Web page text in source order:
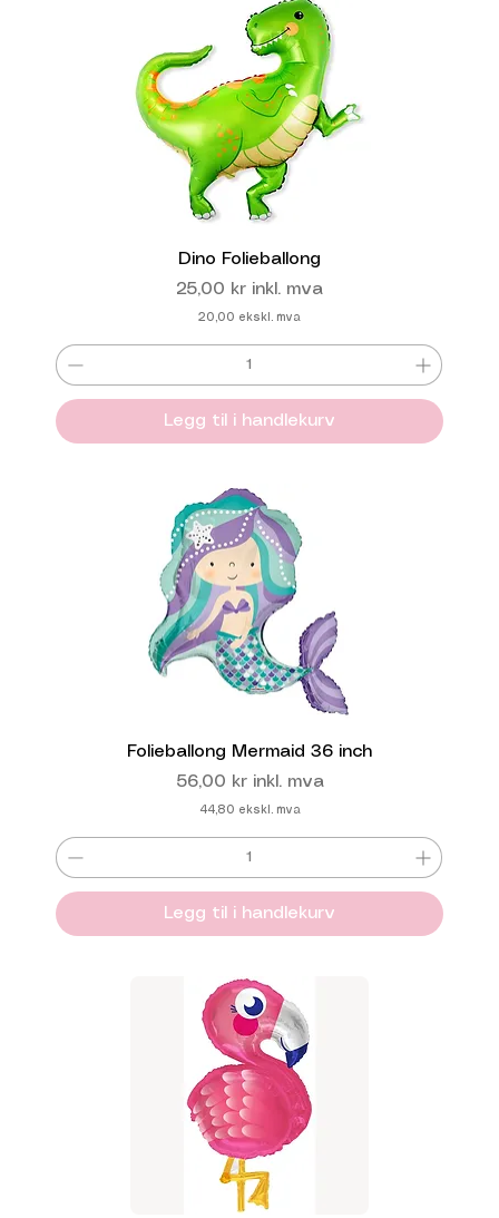
Dino Folieballong
Pris
25,00 kr inkl. mva
20,00 ekskl. mva
Legg til i handlekurv
Folieballong Mermaid 36 inch
Pris
56,00 kr inkl. mva
44,80 ekskl. mva
Legg til i handlekurv